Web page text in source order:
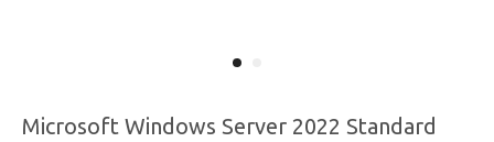
Microsoft Windows Server 2022 Standard